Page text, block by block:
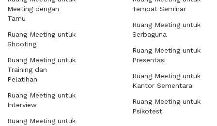
Meeting dengan
Tamu
Ruang Meeting untuk
Shooting
Ruang Meeting untuk
Training dan
Pelatihan
Ruang Meeting untuk
Interview
Ruang Meeting untuk
Tempat Seminar
Ruang Meeting untuk
Serbaguna
Ruang Meeting untuk
Presentasi
Ruang Meeting untuk
Kantor Sementara
Ruang Meeting untuk
Psikotest